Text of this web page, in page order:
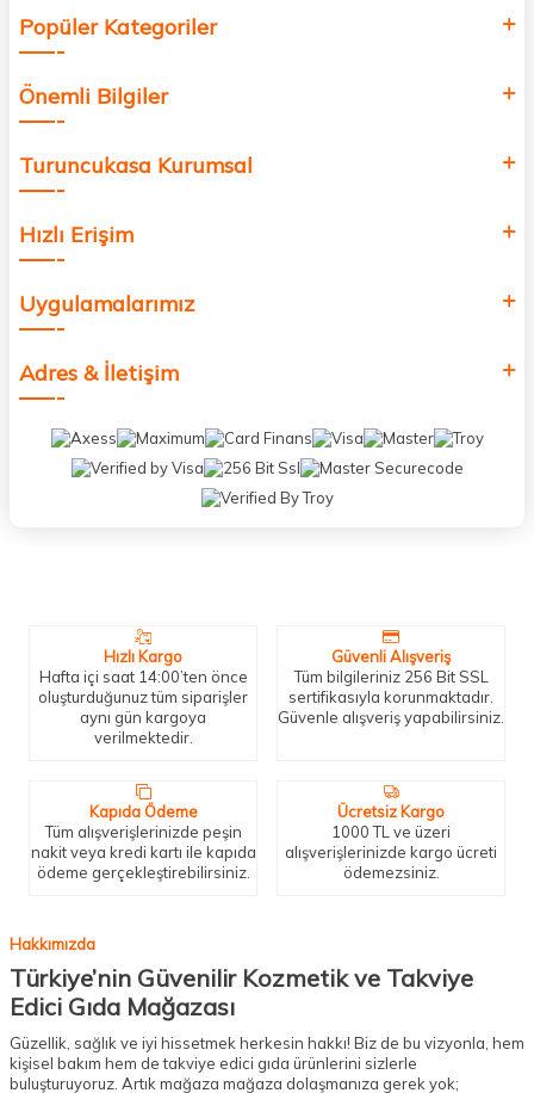
Popüler Kategoriler
Önemli Bilgiler
Turuncukasa Kurumsal
Hızlı Erişim
Uygulamalarımız
Adres & İletişim
Hızlı Kargo
Hafta içi saat 14:00’ten önce
oluşturduğunuz tüm siparişler
aynı gün kargoya
verilmektedir.
Güvenli Alışveriş
Tüm bilgileriniz 256 Bit SSL
sertifikasıyla korunmaktadır.
Güvenle alışveriş yapabilirsiniz.
Kapıda Ödeme
Tüm alışverişlerinizde peşin
nakit veya kredi kartı ile kapıda
ödeme gerçekleştirebilirsiniz.
Ücretsiz Kargo
1000 TL ve üzeri
alışverişlerinizde kargo ücreti
ödemezsiniz.
Hakkımızda
Türkiye’nin Güvenilir Kozmetik ve Takviye
Edici Gıda Mağazası
Güzellik, sağlık ve iyi hissetmek herkesin hakkı! Biz de bu vizyonla, hem
kişisel bakım hem de takviye edici gıda ürünlerini sizlerle
buluşturuyoruz. Artık mağaza mağaza dolaşmanıza gerek yok;